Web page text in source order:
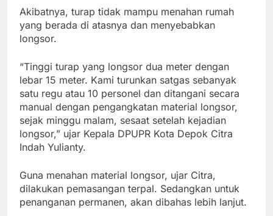
Akibatnya, turap tidak mampu menahan rumah
yang berada di atasnya dan menyebabkan
longsor.
“Tinggi turap yang longsor dua meter dengan
lebar 15 meter. Kami turunkan satgas sebanyak
satu regu atau 10 personel dan ditangani secara
manual dengan pengangkatan material longsor,
sejak minggu malam, sesaat setelah kejadian
longsor,” ujar Kepala DPUPR Kota Depok Citra
Indah Yulianty.
Guna menahan material longsor, ujar Citra,
dilakukan pemasangan terpal. Sedangkan untuk
penanganan permanen, akan dibahas lebih lanjut.